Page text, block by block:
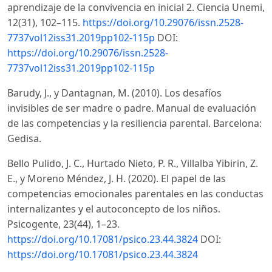
aprendizaje de la convivencia en inicial 2. Ciencia Unemi,
12(31), 102–115. https://doi.org/10.29076/issn.2528-
7737vol12iss31.2019pp102-115p DOI:
https://doi.org/10.29076/issn.2528-
7737vol12iss31.2019pp102-115p
Barudy, J., y Dantagnan, M. (2010). Los desafíos
invisibles de ser madre o padre. Manual de evaluación
de las competencias y la resiliencia parental. Barcelona:
Gedisa.
Bello Pulido, J. C., Hurtado Nieto, P. R., Villalba Yibirin, Z.
E., y Moreno Méndez, J. H. (2020). El papel de las
competencias emocionales parentales en las conductas
internalizantes y el autoconcepto de los niños.
Psicogente, 23(44), 1–23.
https://doi.org/10.17081/psico.23.44.3824 DOI:
https://doi.org/10.17081/psico.23.44.3824